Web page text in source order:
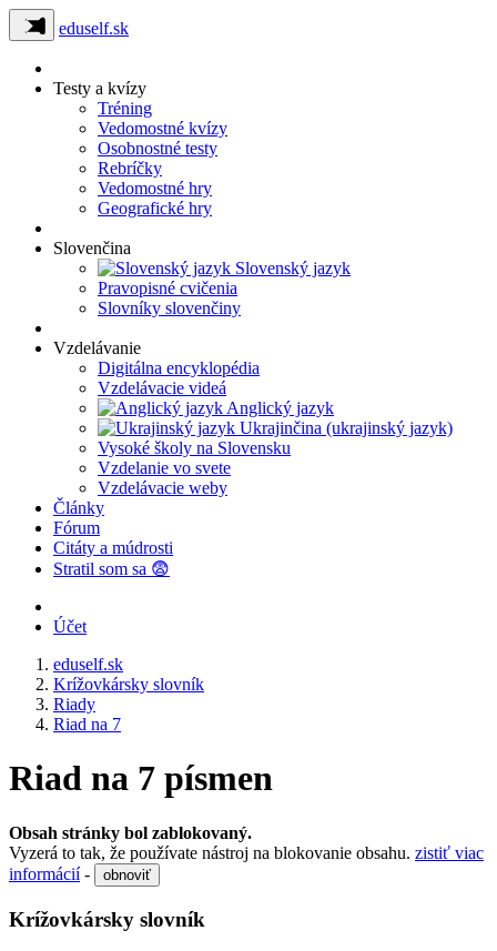
eduself.sk
Testy a kvízy
Tréning
Vedomostné kvízy
Osobnostné testy
Rebríčky
Vedomostné hry
Geografické hry
Slovenčina
Slovenský jazyk
Pravopisné cvičenia
Slovníky slovenčiny
Vzdelávanie
Digitálna encyklopédia
Vzdelávacie videá
Anglický jazyk
Ukrajinčina (ukrajinský jazyk)
Vysoké školy na Slovensku
Vzdelanie vo svete
Vzdelávacie weby
Články
Fórum
Citáty a múdrosti
Stratil som sa 😨
Účet
eduself.sk
Krížovkársky slovník
Riady
Riad na 7
Riad na 7 písmen
Obsah stránky bol zablokovaný.
Vyzerá to tak, že používate nástroj na blokovanie obsahu. zistiť viac
informácií- obnoviť
Krížovkársky slovník